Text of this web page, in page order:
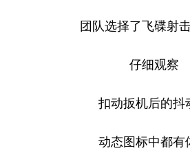
团队选择了飞碟射
仔细观察
扣动扳机后的抖
动态图标中都有